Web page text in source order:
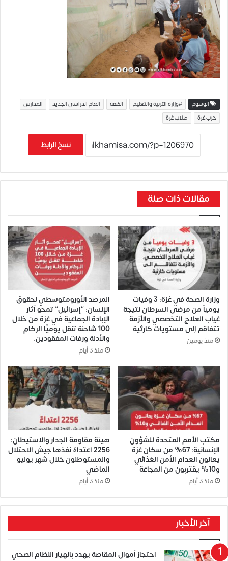
الوسوم #وزارة التربية والتعليم الضفة العام الدراسي الجديد
المدارس
حرب غزة
طلاب غزة
نسخ الرابط
مقالات ذات صلة
وزارة الصحة في غزة: 3 وفيات
يومياً من مرضى السرطان نتيجة
غياب العلاج التخصصي والأزمة
تتفاقم إلى مستويات كارثية
منذ يومين
المرصد الأورومتوسطي لحقوق
الإنسان: “إسرائيل” تمحو آثار
الإبادة الجماعية في غزة من خلال
100 شاحنة تنقل يوميًّا الركام
والأدلة ورفات المفقودين.
منذ 3 أيام
مكتب الأمم المتحدة للشؤون
الإنسانية: 67% من سكان غزة
يعانون انعدام الأمن الغذائي
و10% يقتربون من المجاعة
منذ 3 أيام
هيئة مقاومة الجدار والاستيطان:
2256 اعتداءً نفذها جيش الاحتلال
والمستوطنون خلال شهر يوليو
الماضي
منذ 3 أيام
آخر الأخبار
احتجاز أموال المقاصة يهدد بانهيار النظام الصحي